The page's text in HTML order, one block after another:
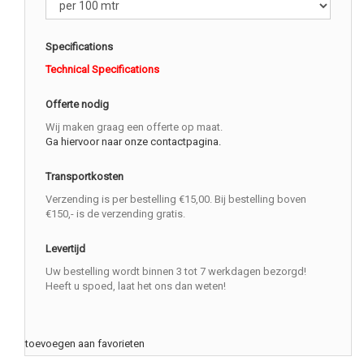
Specifications
Technical Specifications
Offerte nodig
Wij maken graag een offerte op maat.
Ga hiervoor naar onze contactpagina.
Transportkosten
Verzending is per bestelling €15,00. Bij bestelling boven
€150,- is de verzending gratis.
Levertijd
Uw bestelling wordt binnen 3 tot 7 werkdagen bezorgd!
Heeft u spoed, laat het ons dan weten!
toevoegen aan favorieten